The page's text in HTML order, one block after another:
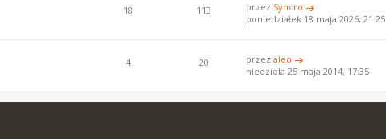
18 113 przez Syncro
poniedziałek 18 maja 2026, 21:25
4 20 przezaleo
niedziela 25 maja 2014, 17:35